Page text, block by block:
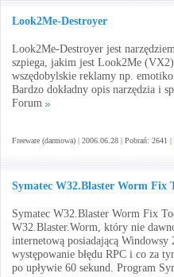
Look2Me-Destroyer
Look2Me-Destroyer jest
szpiega, jakim jest Look2Me
wszędobylskie reklamy np.
Bardzo dokładny opis narzędzia i
Forum
Freeware (darmowa) | 2006.06.28 | Pobrań: 2641 |
Symatec W32.Blaster Worm Fix
Symatec W32.Blaster Worm Fix
W32.Blaster.Worm, który nie dawno
internetową posiadającą
występowanie błędu RPC i co za
po upływie 60 sekund. Program